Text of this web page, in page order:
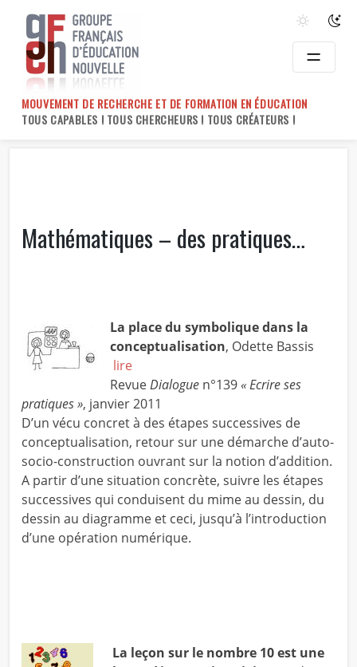
content
MOUVEMENT DE RECHERCHE ET DE FORMATION EN ÉDUCATION
TOUS CAPABLES ! TOUS CHERCHEURS ! TOUS CRÉATEURS !
Mathématiques – des pratiques…
La place du symbolique dans la
conceptualisation, Odette Bassis
lire
RevueDialogue n°139« Ecrire ses
pratiques », janvier 2011
D’un vécu concret à des étapes successives de
conceptualisation, retour sur une démarche d’auto-
socio-construction ouvrant sur la notion d’addition.
A partir d’une situation concrète, suivre les étapes
successives qui conduisent du mime au dessin, du
dessin au diagramme et ceci, jusqu’à l’introduction
d’une opération numérique.
La leçon sur le nombre 10 est une